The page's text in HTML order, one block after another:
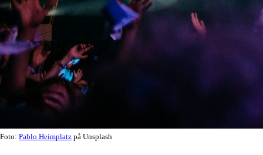
Foto: Pablo Heimplatz på Unsplash